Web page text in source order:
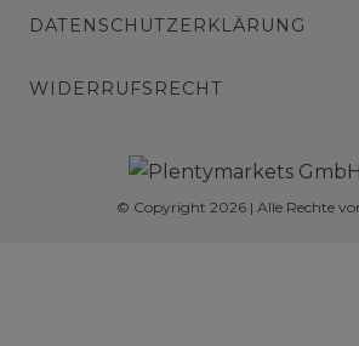
DATENSCHUTZERKLÄRUNG
WIDERRUFSRECHT
© Copyright 2026 | Alle Rechte